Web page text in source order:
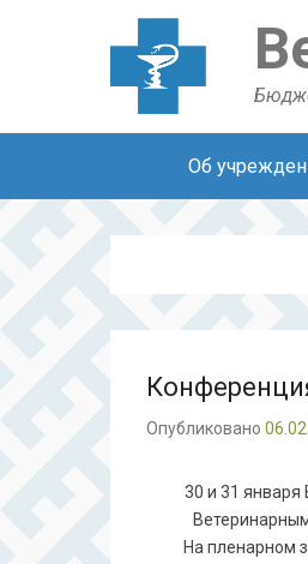
Об
Опубликовано
30 и 31 января
На пленарном